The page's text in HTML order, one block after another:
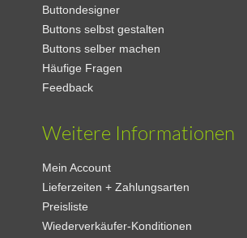
Stoff-Button
Buttondesigner
Buttons selbst gestalten
Buttons selber machen
Häufige Fragen
Feedback
Weitere Informationen
Mein Account
Lieferzeiten + Zahlungsarten
Preisliste
Wiederverkäufer-Konditionen